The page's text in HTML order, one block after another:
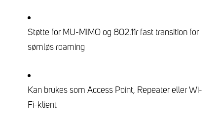
Støtte for MU-MIMO og 802.11r fast transition for
sømløs roaming
Kan brukes som Access Point, Repeater eller Wi-
Fi-klient